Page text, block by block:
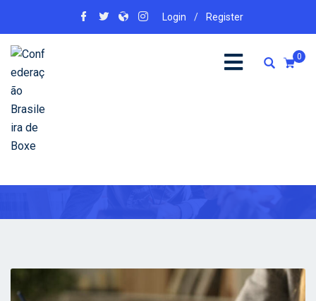
Login / Register
0
cursos